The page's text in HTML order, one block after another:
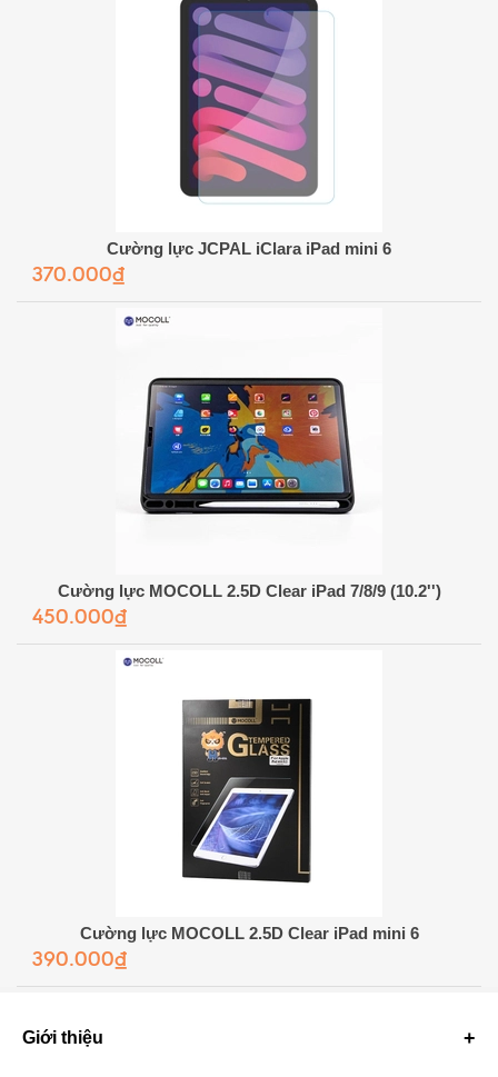
Cường lực JCPAL iClara iPad mini 6
370.000₫
Cường lực MOCOLL 2.5D Clear iPad 7/8/9 (10.2'')
450.000₫
Cường lực MOCOLL 2.5D Clear iPad mini 6
390.000₫
Giới thiệu